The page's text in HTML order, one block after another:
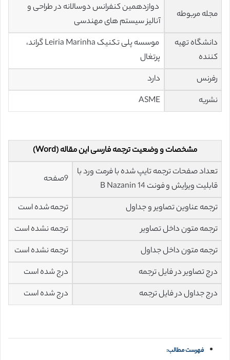
مجله مربوطه
دوازدهمین کنفرانس دوسالانه در طراحی و
آنالیز سیستم های مهندسی
دانشگاه تهیه
کننده
موسسه پلی تکنیک Leiria Marinha گراند،
پرتغال
رفرنس
دارد
نشریه
ASME
مشخصات و وضعیت ترجمه فارسی این مقاله (Word)
تعداد صفحات ترجمه تایپ شده با فرمت ورد با
قابلیت ویرایش و فونت 14 B Nazanin
9صفحه
ترجمه عناوین تصاویر و جداول
ترجمه شده است
ترجمه متون داخل تصاویر
ترجمه نشده است
ترجمه متون داخل جداول
ترجمه نشده است
درج تصاویر در فایل ترجمه
درج شده است
درج جداول در فایل ترجمه
درج شده است
فهرست مطالب: